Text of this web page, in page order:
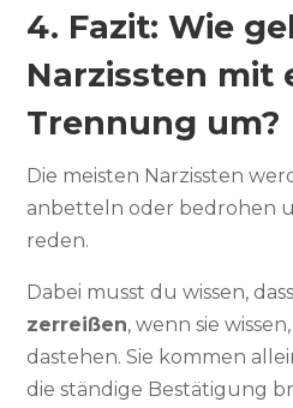
4. Fazit: Wie
Narzissten mit
Trennung um?
Die meisten Narzissten
anbetteln oder bedrohen
reden.
Dabei musst du wissen, dass
zerreißen, wenn sie
dastehen. Sie kommen
die ständige Bestätigung